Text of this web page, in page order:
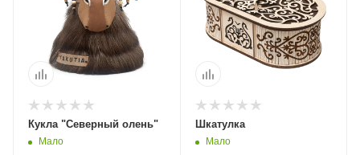
Кукла "Северный олень"
Мало
Шкатулка
Мало